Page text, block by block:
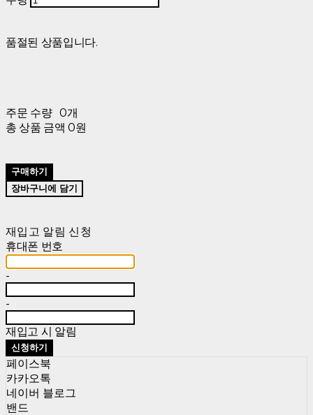
품절된 상품입니다.
주문 수량 0개
총 상품 금액 0원
구매하기
장바구니에 담기
재입고 알림 신청
휴대폰 번호
-
-
재입고 시 알림
신청하기
페이스북
카카오톡
네이버 블로그
밴드